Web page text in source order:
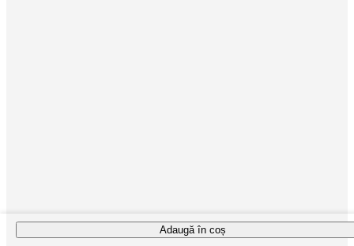
Adaugă în coș